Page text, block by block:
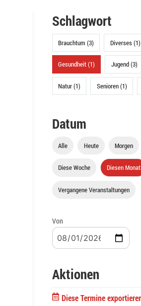
Schlagwort
Brauchtum (3) Diverses (1)
Gesundheit (1) Jugend (3)
Natur (1) Senioren (1)
Datum
Alle Heute Morgen
Diese Woche Diesen Monat
Vergangene Veranstaltungen
Von
Aktionen
Diese Termine